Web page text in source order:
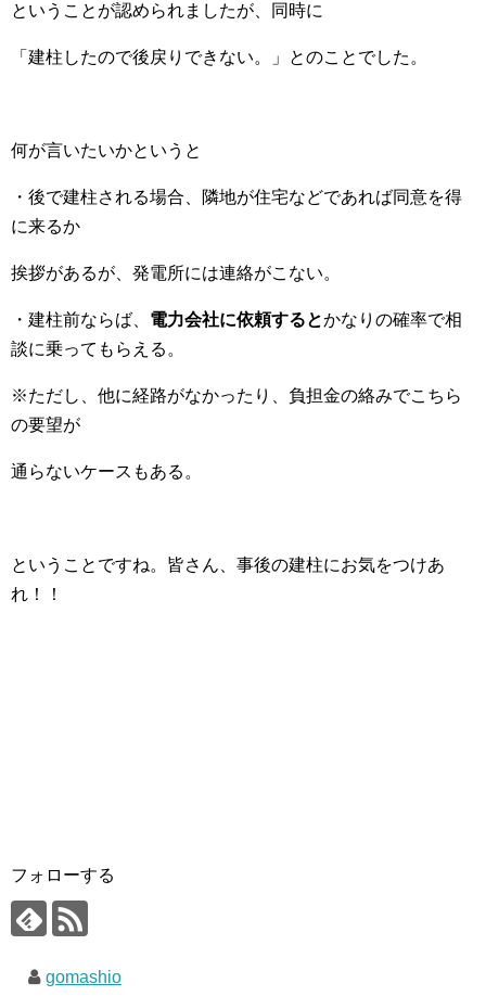
ということが認められましたが、同時に
「建柱したので後戻りできない。」とのことでした。
何が言いたいかというと
・後で建柱される場合、隣地が住宅などであれば同意を得
に来るか
挨拶があるが、発電所には連絡がこない。
・建柱前ならば、 電力会社に依頼するとかなりの確率で相
談に乗ってもらえる。
※ただし、他に経路がなかったり、負担金の絡みでこちら
の要望が
通らないケースもある。
ということですね。皆さん、事後の建柱にお気をつけあ
れ！！
フォローする
gomashio